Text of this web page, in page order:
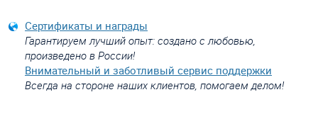
Сертификаты и награды
Гарантируем лучший опыт: создано с любовью,
произведено в России!
Внимательный и заботливый сервис поддержки
Всегда на стороне наших клиентов, помогаем делом!